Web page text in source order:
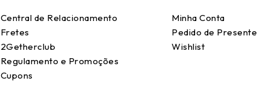
Central de Relacionamento
Fretes
2Getherclub
Regulamento e Promoções
Cupons
Minha Conta
Pedido de Presente
Wishlist